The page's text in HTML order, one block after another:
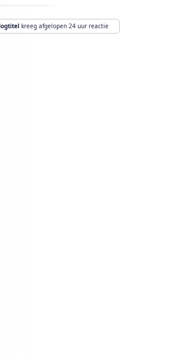
kreeg afgelopen 24 uur reactie